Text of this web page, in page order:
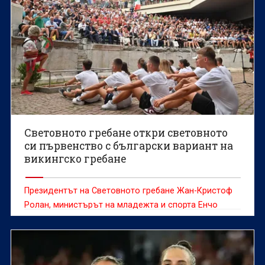
Световното гребане откри световното
си първенство с български вариант на
викингско гребане
Президентът на Световното гребане Жан-Кристоф
Ролан, министърът на младежта и спорта Енчо
Керязов и председателят на Българския
олимпийски комитет Весела Лечева дадоха старт на
Световното първенство по гребане до 19 г., което
ще се проведе в Пловдив от 6 до 9 август.